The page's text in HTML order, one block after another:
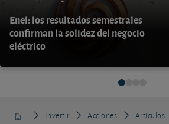
Enel: los resultados semestrales
confirman la solidez del negocio
eléctrico
Invertir Acciones Artículos